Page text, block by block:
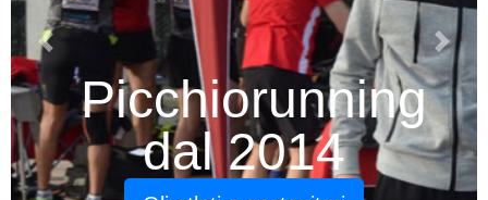
Picchiorunning
dal 2014
Previous Next